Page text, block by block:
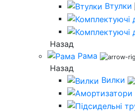
Втулки
Назад
Рама
Назад
Вилки